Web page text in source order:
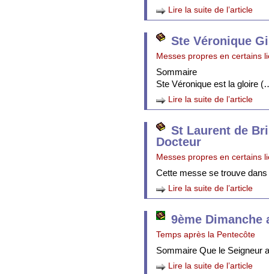
Lire la suite de l’article
Ste Véronique
Messes propres en certains
Sommaire
Ste Véronique est la gloire
Lire la suite de l’article
St Laurent de
Docteur
Messes propres en certains
Cette messe se trouve
Lire la suite de l’article
9ème Dimanche
Temps après la Pentecôte
Sommaire Que le Seigneur
Lire la suite de l’article